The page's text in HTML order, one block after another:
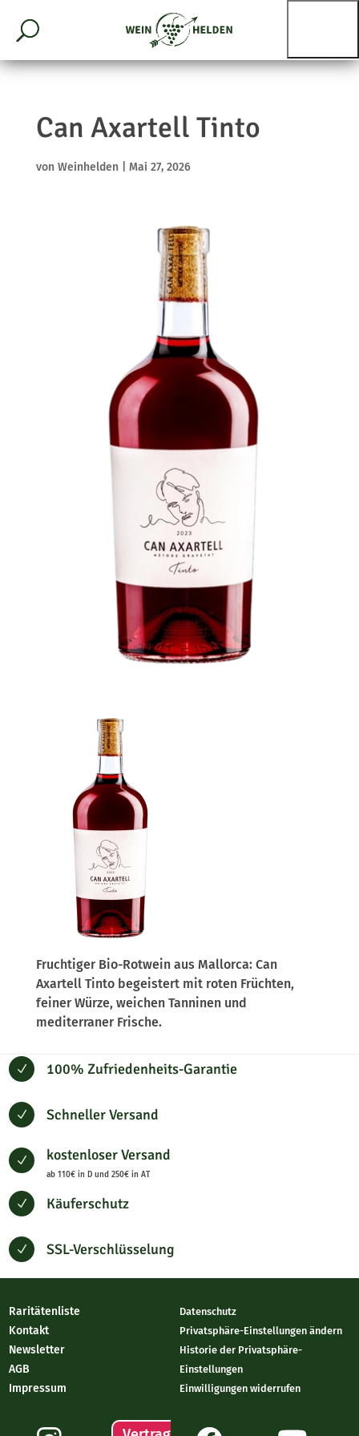
Can Axartell Tinto
von Weinhelden Mai 27, 2026
Fruchtiger Bio-Rotwein aus Mallorca: Can
Axartell Tinto begeistert mit roten Früchten,
feiner Würze, weichen Tanninen und
mediterraner Frische.
N 100% Zufriedenheits-Garantie
N Schneller Versand
N kostenloser Versand
ab 110€ in D und 250€ in AT
N Käuferschutz
N SSL-Verschlüsselung
Raritätenliste
Kontakt
Newsletter
AGB
Impressum
Datenschutz
Privatsphäre-Einstellungen ändern
Historie der Privatsphäre-
Einstellungen
Einwilligungen widerrufen